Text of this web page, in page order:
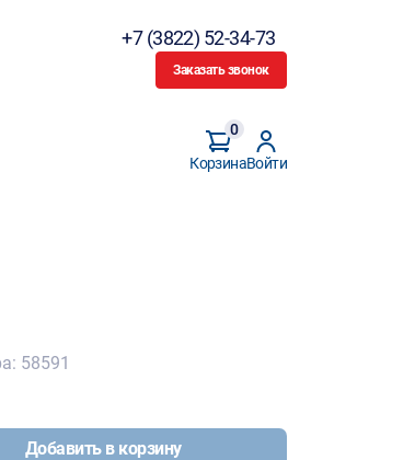
+7 (3822) 52-34-73
Заказать звонок
Корзина
0
Войти
58591
Добавить в корзину